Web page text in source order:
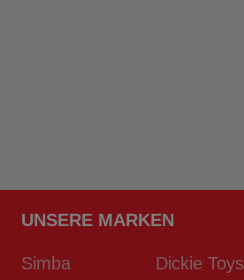
UNSERE MARKEN
Simba Dickie Toys